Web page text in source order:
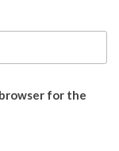
for the